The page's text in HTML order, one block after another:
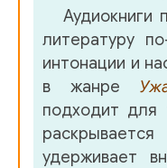
Аудиокниги
литературу
интонации и
в жанре
подходит для
удерживает